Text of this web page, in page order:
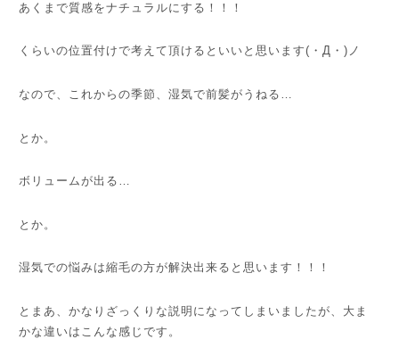
あくまで質感をナチュラルにする！！！
くらいの位置付けで考えて頂けるといいと思います(・Д・)ノ
なので、これからの季節、湿気で前髪がうねる…
とか。
ボリュームが出る…
とか。
湿気での悩みは縮毛の方が解決出来ると思います！！！
とまあ、かなりざっくりな説明になってしまいましたが、大ま
かな違いはこんな感じです。